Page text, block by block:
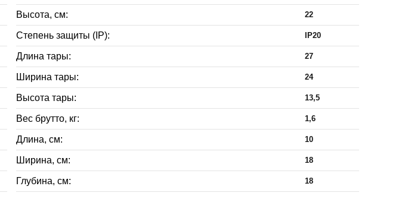
Высота, см: 22
Степень защиты (IP): IP20
Длина тары: 27
Ширина тары: 24
Высота тары: 13,5
Вес брутто, кг: 1,6
Длина, см: 10
Ширина, см: 18
Глубина, см: 18